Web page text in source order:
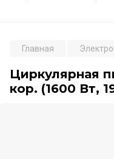
Главная
Циркулярная
кор. (1600 Вт,